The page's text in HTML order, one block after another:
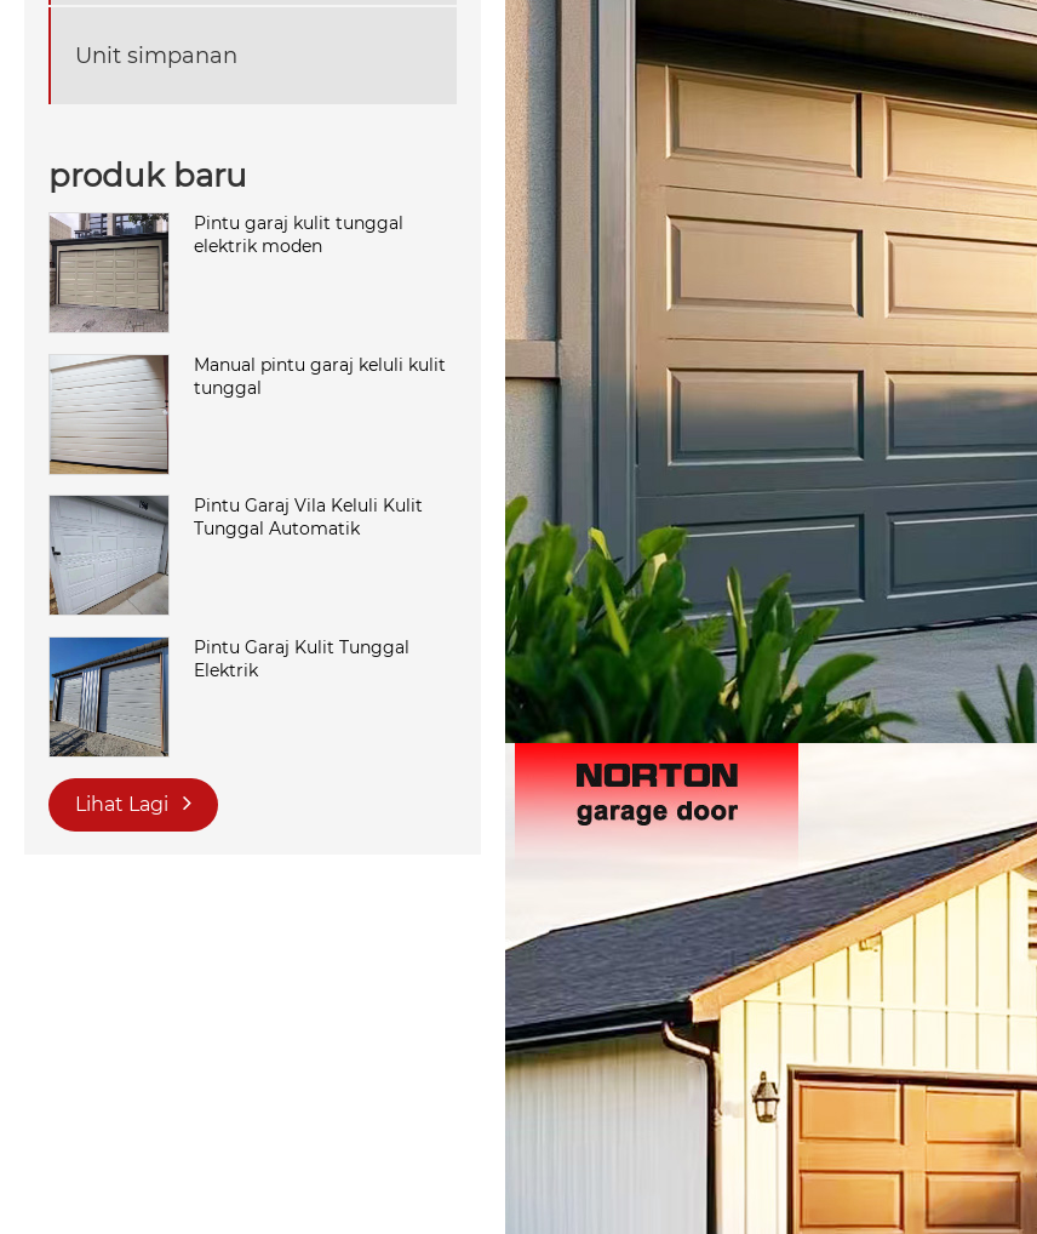
Unit simpanan
produk baru
Pintu garaj kulit tunggal
elektrik moden
Manual pintu garaj keluli kulit
tunggal
Pintu Garaj Vila Keluli Kulit
Tunggal Automatik
Pintu Garaj Kulit Tunggal
Elektrik
Lihat Lagi